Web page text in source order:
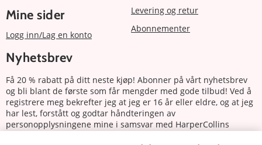
Mine sider
Logg inn/Lag en konto
Levering og retur
Abonnementer
Nyhetsbrev
Få 20 % rabatt på ditt neste kjøp! Abonner på vårt nyhetsbrev
og bli blant de første som får mengder med gode tilbud! Ved å
registrere meg bekrefter jeg at jeg er 16 år eller eldre, og at jeg
har lest, forstått og godtar håndteringen av
personopplysningene mine i samsvar med HarperCollins